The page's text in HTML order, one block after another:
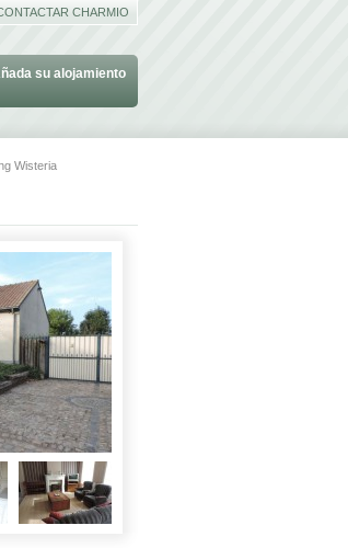
su alojamiento
CHARMIO
Wisteria